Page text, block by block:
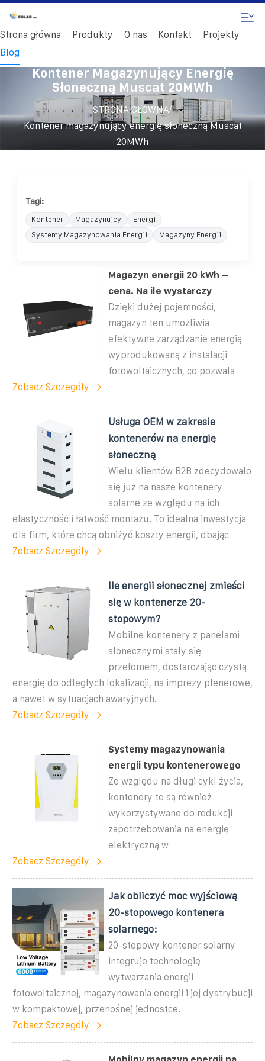
Strona główna Produkty O nas Kontakt
Projekty
Blog
Kontener Magazynujący Energię
Słoneczną Muscat 20MWh
STRONA GŁÓWNA/
Kontener magazynujący energię słoneczną Muscat
20MWh
Tagi:
Kontener Magazynujcy
Energi
Systemy Magazynowania Energii
Magazyny Energii
Magazyn energii 20 kWh –
cena. Na ile wystarczy
Dzięki dużej pojemności,
magazyn ten umożliwia
efektywne zarządzanie energią
wyprodukowaną z instalacji
fotowoltaicznych, co pozwala
Zobacz Szczegóły
Usługa OEM w zakresie
kontenerów na energię
słoneczną
Wielu klientów B2B zdecydowało
się już na nasze kontenery
solarne ze względu na ich
elastyczność i łatwość montażu. To idealna inwestycja
dla firm, które chcą obniżyć koszty energii, dbając
Zobacz Szczegóły
Ile energii słonecznej zmieści
się w kontenerze 20-
stopowym?
Mobilne kontenery z panelami
słonecznymi stały się
przełomem, dostarczając czystą
energię do odległych lokalizacji, na imprezy plenerowe,
a nawet w sytuacjach awaryjnych.
Zobacz Szczegóły
Systemy magazynowania
energii typu kontenerowego
Ze względu na długi cykl życia,
kontenery te są również
wykorzystywane do redukcji
zapotrzebowania na energię
elektryczną w
Zobacz Szczegóły
Jak obliczyć moc wyjściową
20-stopowego kontenera
solarnego:
20-stopowy kontener solarny
integruje technologię
wytwarzania energii
fotowoltaicznej, magazynowania energii i jej dystrybucji
w kompaktowej, przenośnej jednostce.
Zobacz Szczegóły